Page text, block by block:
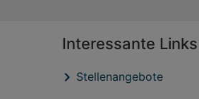
Interessante Links
Stellenangebote